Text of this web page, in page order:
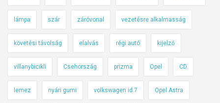
lámpa szár záróvonal vezetésre alkalmasság
követési távolság elalvás régi autó kijelző
villanybicikli Csehország prizma Opel CD
lemez nyári gumi volkswagen id.7 Opel Astra